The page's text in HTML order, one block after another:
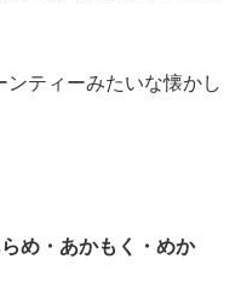
ティーみたいな懐かし
め・あかもく・めか